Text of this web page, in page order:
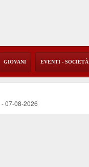
GIOVANI EVENTI - SOCIETÀ
-07-08-2026